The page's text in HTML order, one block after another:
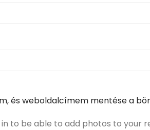
és weboldalcímem mentése a
to be able to add photos to your